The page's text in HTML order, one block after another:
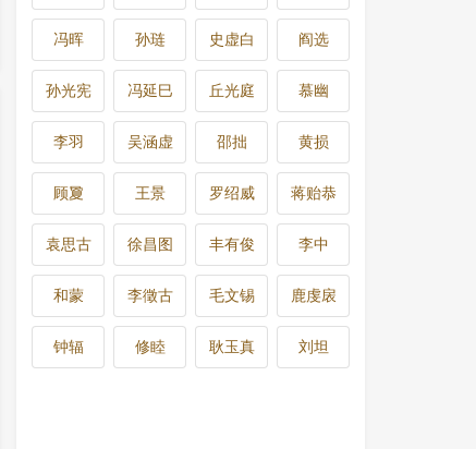
冯晖 孙琏 史虚白 阎选
孙光宪 冯延巳 丘光庭 慕幽
李羽 吴涵虚 邵拙 黄损
顾夐 王景 罗绍威 蒋贻恭
袁思古 徐昌图 丰有俊 李中
和蒙 李徵古 毛文锡 鹿虔扆
钟辐 修睦 耿玉真 刘坦